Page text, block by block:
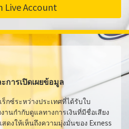
Live Account
การเปิดเผยข้อมูล
ร็กซ์ระหว่างประเทศที่ได้รับใบ
นกำกับดูแลทางการเงินที่มีชื่อเสียง
ดงให้เห็นถึงความมุ่งมั่นของ Exness